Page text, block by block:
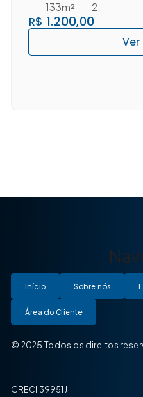
R$ 1.200,00
2
133m²
Início Sobre nós
Área do Cliente
© 2025 Todos os direitos
CRECI 39951J